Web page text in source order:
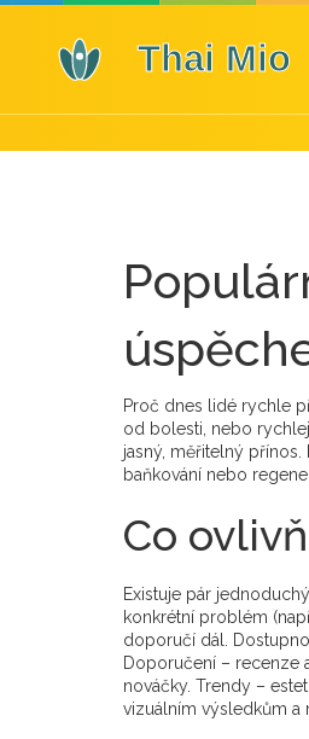
Proč dnes lidé rychle
od bolesti, nebo
jasný, měřitelný
baňkování nebo
Co
Existuje pár
konkrétní problém
doporučí dál.
Doporučení – recenze
nováčky. Trendy –
vizuálním výsledkům a